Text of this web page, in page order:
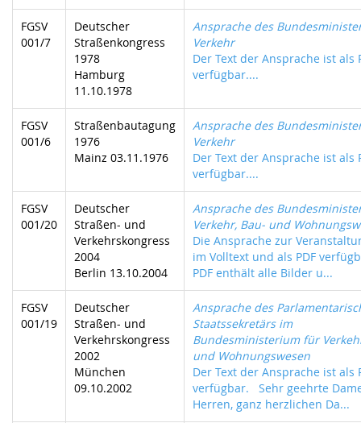
FGSV
001/7
Deutscher
Straßenkongress
1978
Hamburg
11.10.1978
Ansprache des
Verkehr
Der Text der Ansprache ist als
verfügbar....
FGSV
001/6
Straßenbautagung
1976
Mainz 03.11.1976
Ansprache des
Verkehr
Der Text der Ansprache ist als
verfügbar....
FGSV
001/20
Deutscher
Straßen- und
Verkehrskongress
2004
Berlin 13.10.2004
Ansprache des
Verkehr, Bau- und
Die Ansprache zur
im Volltext und als PDF
PDF enthält alle Bilder u...
FGSV
001/19
Deutscher
Straßen- und
Verkehrskongress
2002
München
09.10.2002
Ansprache des
Staatssekretärs im
Bundesministerium für
und Wohnungswesen
Der Text der Ansprache ist als
verfügbar. Sehr geehrte
Herren, ganz herzlichen Da...